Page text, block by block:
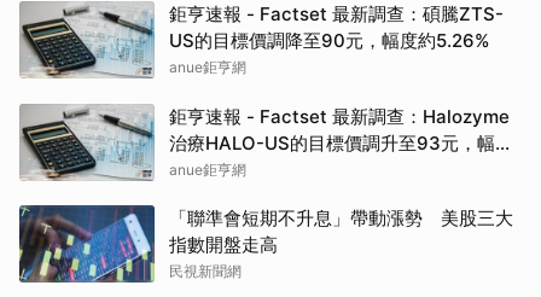
鉅亨速報 - Factset 最新調查：碩騰ZTS-
US的目標價調降至90元，幅度約5.26%
anue鉅亨網
鉅亨速報 - Factset 最新調查：Halozyme
治療HALO-US的目標價調升至93元，幅度
約3.33%
anue鉅亨網
「聯準會短期不升息」帶動漲勢 美股三大
指數開盤走高
民視新聞網